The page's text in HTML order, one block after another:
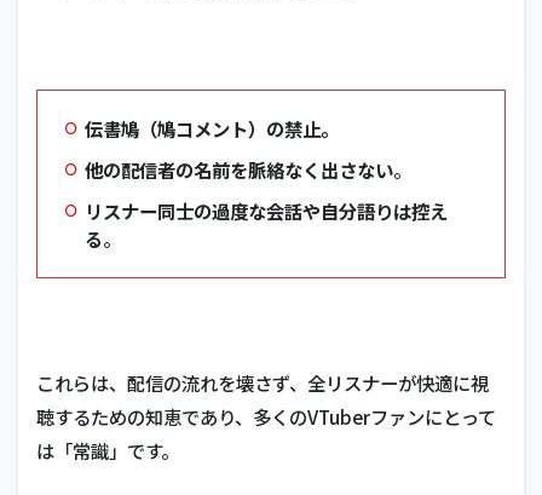
伝書鳩（鳩コメント）の禁止。
他の配信者の名前を脈絡なく出さない。
リスナー同士の過度な会話や自分語りは控え
る。
これらは、配信の流れを壊さず、全リスナーが快適に視
聴するための知恵であり、多くのVTuberファンにとって
は「常識」です。